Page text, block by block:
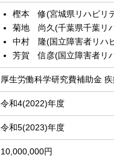
樫本 修(宮城県リハビリ
菊地 尚久(千葉県千葉リ
中村 隆(国立障害者リハ
芳賀 信彦(国立障害者リ
厚生労働科学研究費補助金
令和4(2022)年度
令和5(2023)年度
10,000,000円